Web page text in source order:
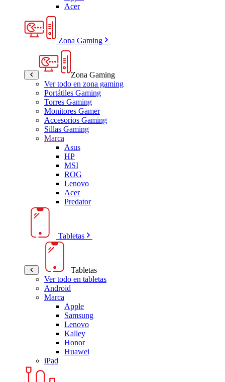
Acer
Zona Gaming
Zona Gaming
Ver todo en zona gaming
Portátiles Gaming
Torres Gaming
Monitores Gamer
Accesorios Gaming
Sillas Gaming
Marca
Asus
HP
MSI
ROG
Lenovo
Acer
Predator
Tabletas
Tabletas
Ver todo en tabletas
Android
Marca
Apple
Samsung
Lenovo
Kalley
Honor
Huawei
iPad